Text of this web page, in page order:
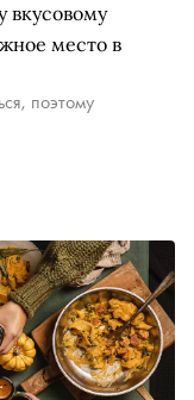
вкусовому
место в
поэтому